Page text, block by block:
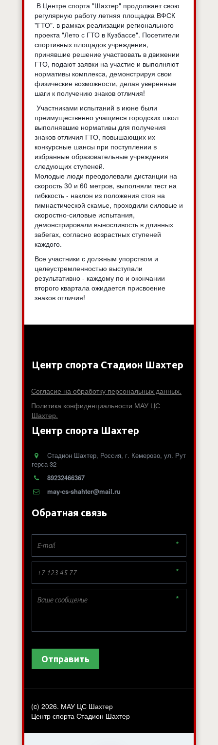
В Центре спорта "Шахтер" продолжает свою
регулярную работу летняя площадка ВФСК
"ГТО". в рамках реализации регионального
проекта "Лето с ГТО в Кузбассе". Посетители
спортивных площадок учреждения,
принявшие решение участвовать в движении
ГТО, подают заявки на участие и выполняют
нормативы комплекса, демонстрируя свои
физические возможности, делая уверенные
шаги к получению знаков отличия!
Участниками испытаний в июне были
преимущественно учащиеся городских школ
выполнявшие нормативы для получения
знаков отличия ГТО, повышающих их
конкурсные шансы при поступлении в
избранные образовательные учреждения
следующих ступеней.
Молодые люди преодолевали дистанции на
скорость 30 и 60 метров, выполняли тест на
гибккость - наклон из положения стоя на
гимнастической скамье, проходили силовые и
скоростно-силовые испытания,
демонстрировали выносливость в длинных
забегах, согласно возрастных ступеней
каждого.
Все участники с должным упорством и
целеустремленностью выступали
результативно - каждому по и окончании
второго квартала ожидается присвоение
знаков отличия!
Центр спорта Стадион Шахтер
Согласие на обработку персональных данных.
Политика конфиденциальности МАУ ЦС
Шахтер.
Центр спорта Шахтер
Cтадион Шахтер, Россия, г. Кемерово, ул. Рут
герса 32
89232466367
may-cs-shahter@mail.ru
Обратная связь
*
*
*
Отправить
(c) 2026. МАУ ЦС Шахтер
Центр спорта Стадион Шахтер